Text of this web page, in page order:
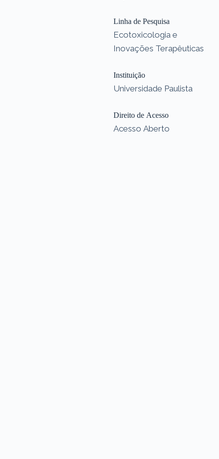
Linha de Pesquisa
Ecotoxicologia e
Inovações Terapêuticas
Instituição
Universidade Paulista
Direito de Acesso
Acesso Aberto